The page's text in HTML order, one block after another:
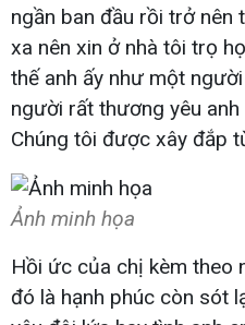
ngần ban đầu rồi trở nên
xa nên xin ở nhà tôi trọ
thế anh ấy như một
người rất thương yêu
Chúng tôi được xây đắp
Ảnh minh họa
Hồi ức của chị kèm theo
đó là hạnh phúc còn sót